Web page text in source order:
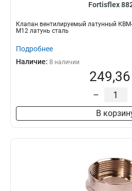
Fortisflex
Клапан вентилируемый латунный
M12 латунь сталь
Подробнее
Наличие: В наличии
–
В